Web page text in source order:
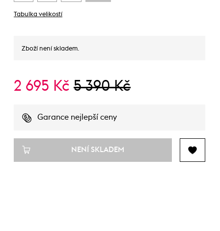
Tabulka velikostí
Zboží není skladem.
2 695 Kč 5 390 Kč
Garance nejlepší ceny
NENÍ SKLADEM